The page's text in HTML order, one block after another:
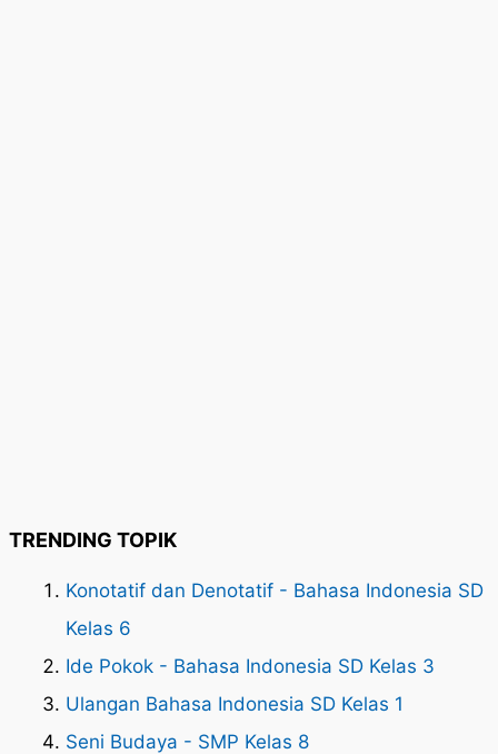
TRENDING TOPIK
Konotatif dan Denotatif - Bahasa Indonesia SD
Kelas 6
Ide Pokok - Bahasa Indonesia SD Kelas 3
Ulangan Bahasa Indonesia SD Kelas 1
Seni Budaya - SMP Kelas 8